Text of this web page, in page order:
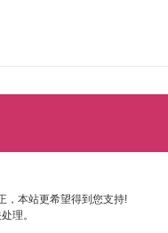
，本站更希望得到您支持!
理。